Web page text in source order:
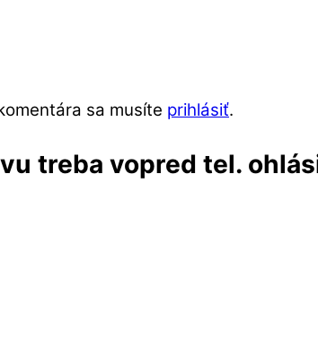
sa musíte prihlásiť.
treba vopred tel.